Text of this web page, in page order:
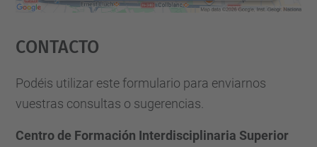
powered by
Contacto
Podéis utilizar este formulario para enviarnos
vuestras consultas o sugerencias.
Centro de Formación Interdisciplinaria Superior